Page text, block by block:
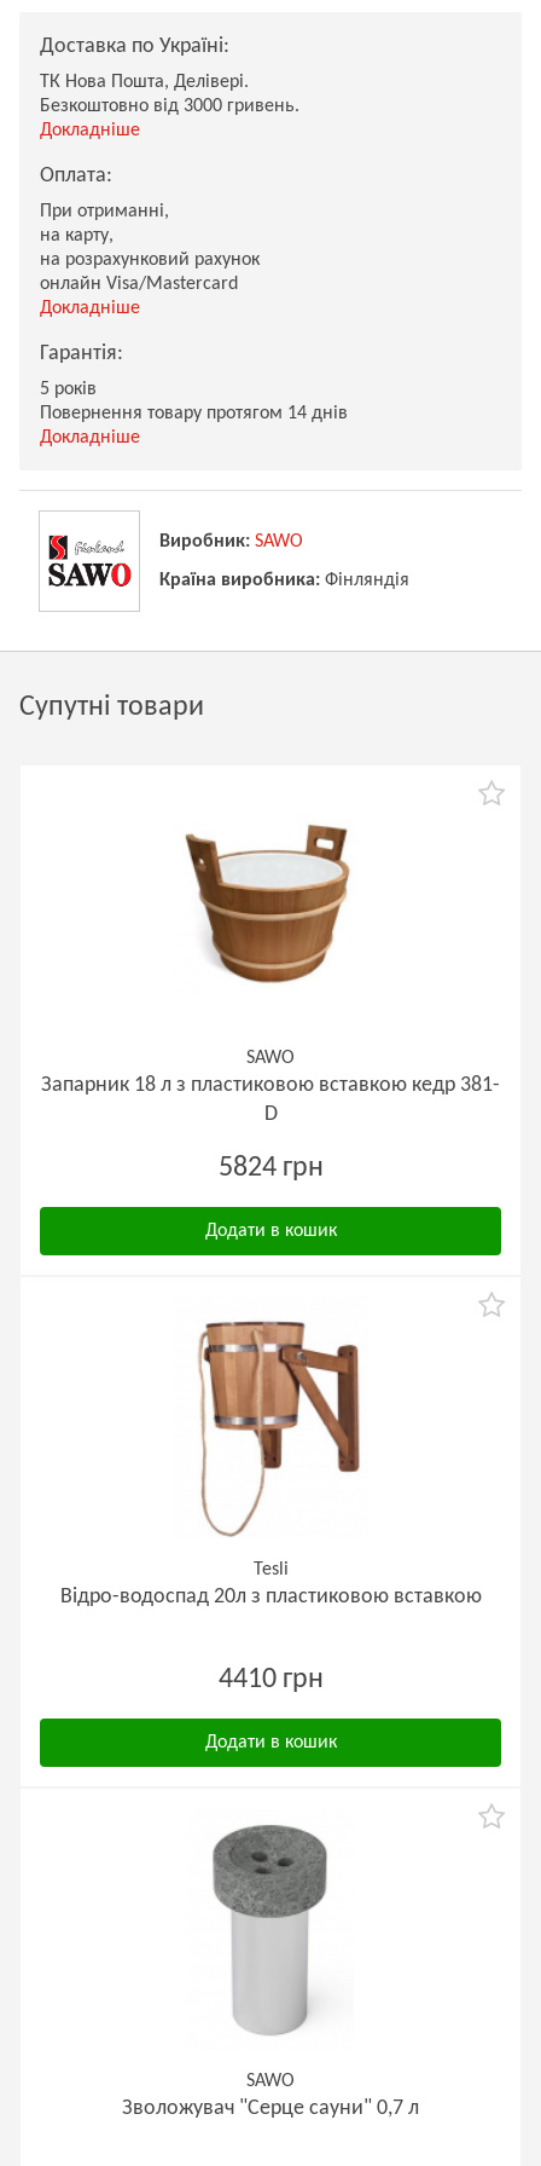
Доставка по Україні:
ТК Нова Пошта, Делівері.
Безкоштовно від 3000 гривень.
Докладніше
Оплата:
При отриманні,
на карту,
на розрахунковий рахунок
онлайн Visa/Mastercard
Докладніше
Гарантія:
5 років
Повернення товару протягом 14 днів
Докладніше
Виробник: SAWO
Країна виробника: Фінляндія
Супутні товари
SAWO
Запарник 18 л з пластиковою вставкою кедр 381-
D
5824 грн
Додати в кошик
Tesli
Відро-водоспад 20л з пластиковою вставкою
4410 грн
Додати в кошик
SAWO
Зволожувач "Серце сауни" 0,7 л